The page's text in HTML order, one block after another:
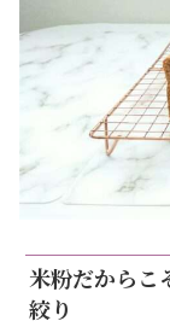
米粉だからこ
絞り